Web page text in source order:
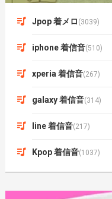
Jpop 着メロ (3039)
iphone 着信音(510)
xperia 着信音(267)
galaxy 着信音(314)
line 着信音(217)
Kpop 着信音(1037)